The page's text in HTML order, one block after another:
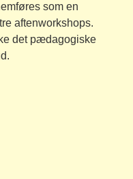
som en
aftenworkshops.
det pædagogiske